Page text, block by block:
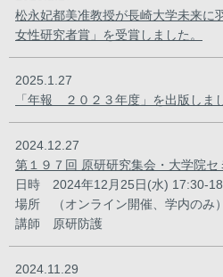
松永妃都美准教授が長崎大学未来に
女性研究者賞」を受賞しました。
2025.1.27
「年報 ２０２３年度」を出版しま
2024.12.27
第１９７回 原研研究集会・大学院セ
日時 2024年12月25日(水) 17:30-
場所 （オンライン開催、学内のみ）
講師 原研防護
2024.11.29